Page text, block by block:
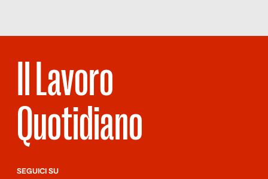
Il Lavoro
Quotidiano
SEGUICI SU